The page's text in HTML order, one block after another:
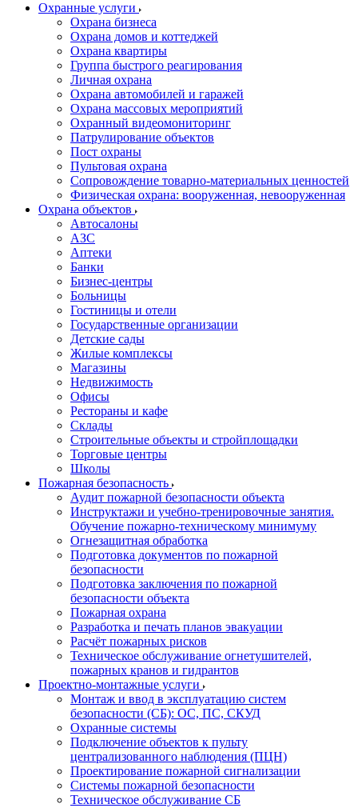
Охранные услуги
Охрана бизнеса
Охрана домов и коттеджей
Охрана квартиры
Группа быстрого реагирования
Личная охрана
Охрана автомобилей и гаражей
Охрана массовых мероприятий
Охранный видеомониторинг
Патрулирование объектов
Пост охраны
Пультовая охрана
Сопровождение товарно-материальных ценностей
Физическая охрана: вооруженная, невооруженная
Охрана объектов
Автосалоны
АЗС
Аптеки
Банки
Бизнес-центры
Больницы
Гостиницы и отели
Государственные организации
Детские сады
Жилые комплексы
Магазины
Недвижимость
Офисы
Рестораны и кафе
Склады
Строительные объекты и стройплощадки
Торговые центры
Школы
Пожарная безопасность
Аудит пожарной безопасности объекта
Инструктажи и учебно-тренировочные занятия.
Обучение пожарно-техническому минимуму
Огнезащитная обработка
Подготовка документов по пожарной
безопасности
Подготовка заключения по пожарной
безопасности объекта
Пожарная охрана
Разработка и печать планов эвакуации
Расчёт пожарных рисков
Техническое обслуживание огнетушителей,
пожарных кранов и гидрантов
Проектно-монтажные услуги
Монтаж и ввод в эксплуатацию систем
безопасности (СБ): ОС, ПС, СКУД
Охранные системы
Подключение объектов к пульту
централизованного наблюдения (ПЦН)
Проектирование пожарной сигнализации
Системы пожарной безопасности
Техническое обслуживание СБ